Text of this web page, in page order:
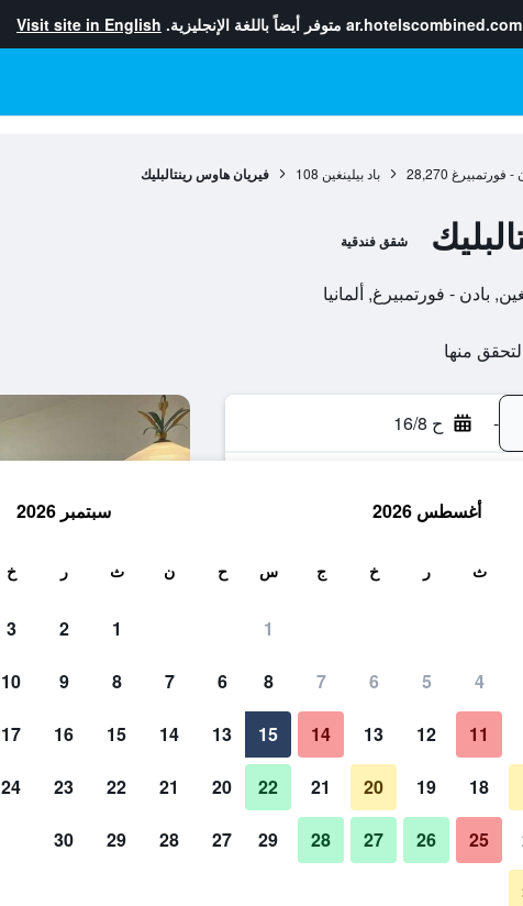
ar.hotelscombined.com متوفر أيضاً باللغة الإنجليزية. Visit site in English
- فورتمبيرغ 28,270 باد بيلينغين 108 فيريان هاوس رينتالبليك
شقق فندقية
- ح 16/8
عرض الأسعار
عرض الأسعار صور لـ فيريان هاوس رينتالبليك
أغسطس 2026
ث ر خ ج س
1
4
5
6
7
8
11
12
13
14
15
18
19
20
21
22
25
26
27
28
29
سبتمبر 2026
ح ن ث ر خ
1
2
3
6
7
8
9
10
13
14
15
16
17
20
21
22
23
24
27
28
29
30